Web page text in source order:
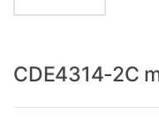
CDE4314-2C